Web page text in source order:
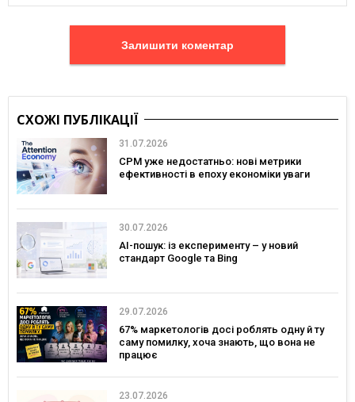
Залишити коментар
СХОЖІ ПУБЛІКАЦІЇ
31.07.2026
CPM уже недостатньо: нові метрики
ефективності в епоху економіки уваги
30.07.2026
AI-пошук: із експерименту – у новий
стандарт Google та Bing
29.07.2026
67% маркетологів досі роблять одну й ту
саму помилку, хоча знають, що вона не
працює
23.07.2026